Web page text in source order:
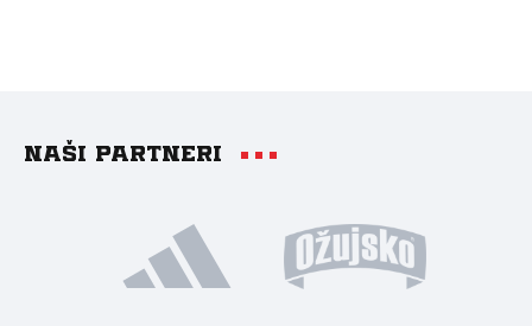
Naši partneri